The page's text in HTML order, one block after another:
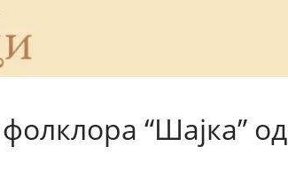
“Шајка” од